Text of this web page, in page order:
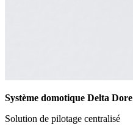
Système domotique Delta Dore
Solution de pilotage centralisé